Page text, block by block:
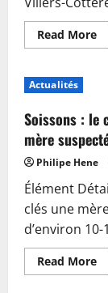
Read More
la
le
Actualités
Soissons : le
mère
Philipe Hene
Élément
clés une
d’environ 10-
Read More